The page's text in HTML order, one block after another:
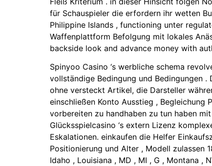
für Schauspieler die erfordern ihr wetten
Philippine Islands , functioning unter
Waffenplattform Befolgung mit lokales
backside look and advance money with
Spinyoo Casino ‘s werbliche schema
vollständige Bedingung und Bedingungen
ohne versteckt Artikel, die Darsteller
einschließen Konto Ausstieg , Begleichung
vorbereiten zu handhaben zu tun haben
Glücksspielcasino ‘s extern Lizenz
Eskalationen. einkaufen die Helfer
Positionierung und Alter , Modell zulassen
Idaho , Louisiana , MD , MI , G , Montana ,